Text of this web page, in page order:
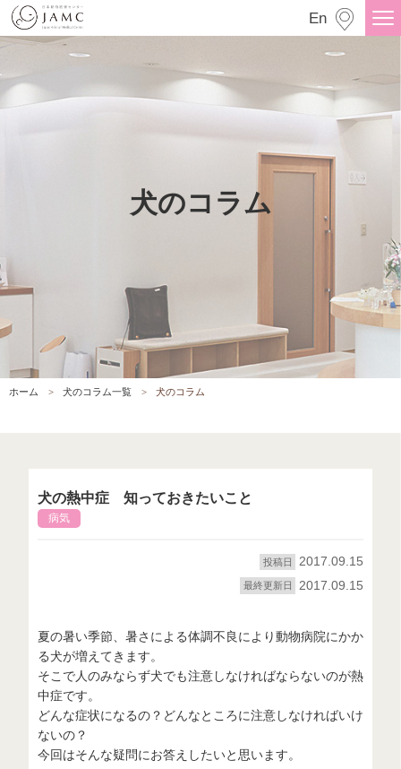
En
犬のコラム
犬のコラム
ホーム 犬のコラム一覧 犬のコラム
犬の熱中症 知っておきたいこと
病気
投稿日 2017.09.15
最終更新日 2017.09.15
夏の暑い季節、暑さによる体調不良により動物病院にかか
る犬が増えてきます。
そこで人のみならず犬でも注意しなければならないのが熱
中症です。
どんな症状になるの？どんなところに注意しなければいけ
ないの？
今回はそんな疑問にお答えしたいと思います。